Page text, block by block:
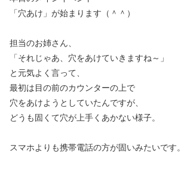
「穴あけ」が始まります（＾＾）
担当のお姉さん、
「それじゃあ、穴をあけていきますね～」
と元気よく言って、
最初は目の前のカウンターの上で
穴をあけようとしていたんですが、
どうも固くて穴が上手くあかない様子。
スマホよりも携帯電話の方が固いみたいです。